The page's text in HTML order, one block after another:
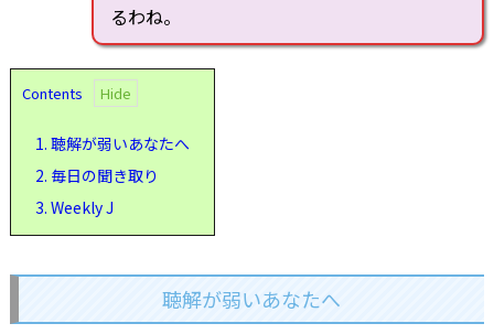
るわね。
Contents
1. 聴解が弱いあなたへ
2. 毎日の聞き取り
3. Weekly J
聴解が弱いあなたへ